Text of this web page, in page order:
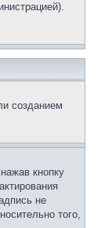
созданием
кнопку
не
того,